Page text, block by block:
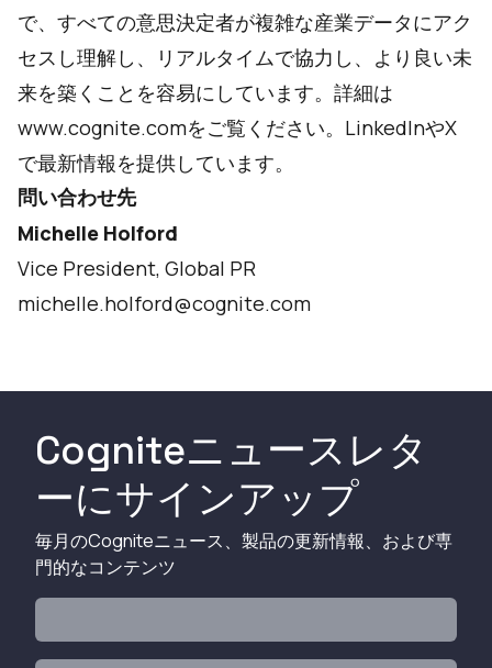
で、すべての意思決定者が複雑な産業データにアク
セスし理解し、リアルタイムで協力し、より良い未
来を築くことを容易にしています。詳細は
www.cognite.comをご覧ください。 LinkedInやX
で最新情報を提供しています。
問い合わせ先
Michelle Holford
Vice President, Global PR
michelle.holford@cognite.com
Cogniteニュースレタ
ーにサインアップ
毎月のCogniteニュース、製品の更新情報、および専
門的なコンテンツ